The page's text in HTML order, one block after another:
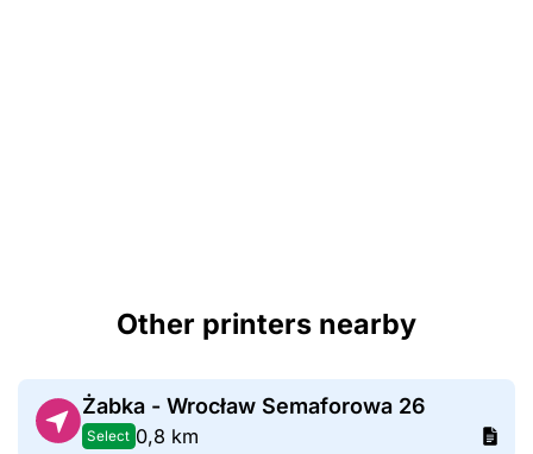
Other printers nearby
Żabka - Wrocław Semaforowa 26
Select 0,8 km